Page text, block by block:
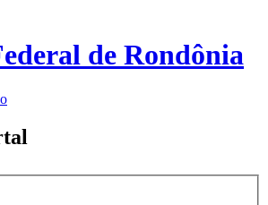
de Rondônia